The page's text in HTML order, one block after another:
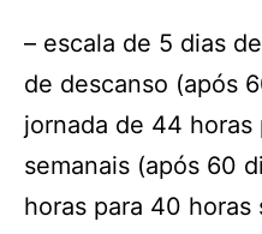
– escala de 5 dias
de descanso (após
jornada de 44 horas
semanais (após 60
horas para 40 horas